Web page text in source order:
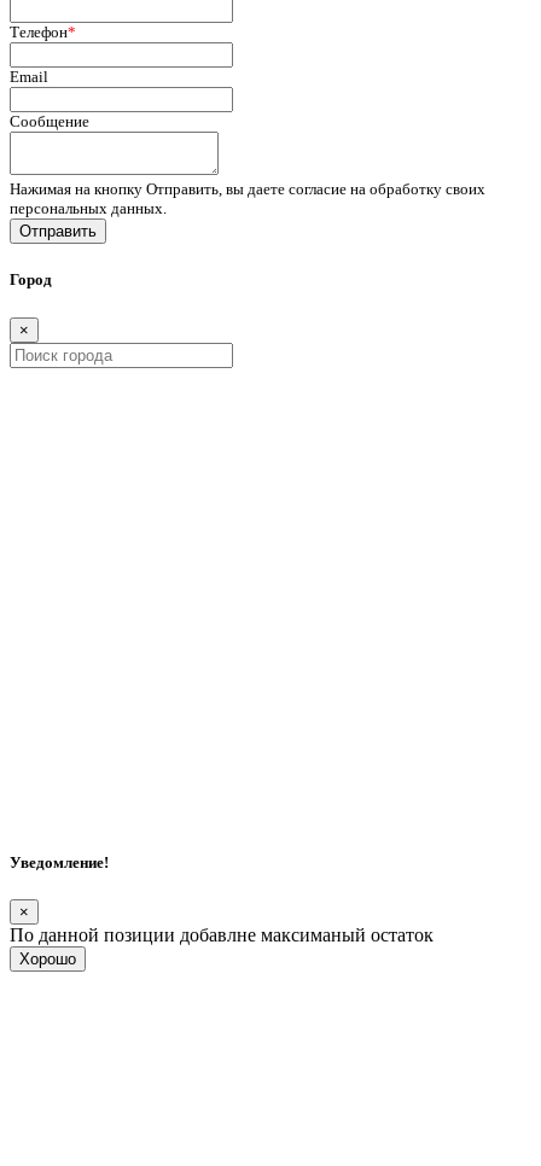
Телефон*
Email
Сообщение
Нажимая на кнопку Отправить, вы даете согласие на обработку своих
персональных данных.
Отправить
Город
×
Уведомление!
×
По данной позиции добавлне максиманый остаток
Хорошо